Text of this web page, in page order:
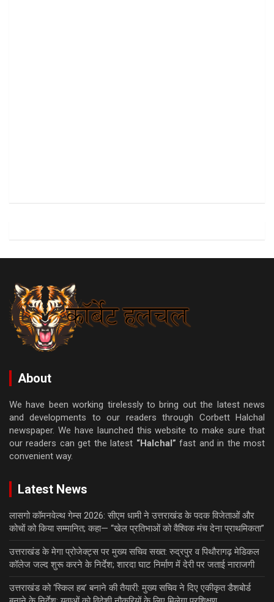
About
We have been working tirelessly to bring out the latest news
and developments to our readers through Corbett Halchal
newspaper. We have launched this website to make sure that
our readers can get the latest “Halchal” fast and in the most
convenient way.
Latest News
लासगो कॉमनवेल्थ गेम्स 2026: सीएम धामी ने उत्तराखंड के पदक विजेताओं और
कोचों को किया सम्मानित; कहा— “खेल प्रतिभाओं को वैश्विक मंच देना प्राथमिकता”
उत्तराखंड के मेगा प्रोजेक्ट्स पर मुख्य सचिव सख्त: रुद्रपुर व पिथौरागढ़ मेडिकल
कॉलेज जल्द शुरू करने के निर्देश; शारदा घाट निर्माण में देरी पर जताई नाराजगी
उत्तराखंड को ‘स्किल हब’ बनाने की तैयारी: मुख्य सचिव ने दिए एकीकृत डैशबोर्ड